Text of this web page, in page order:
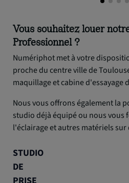
Vous souhaitez louer
Professionnel ?
Numériphot met à votre
proche du centre ville de
maquillage et cabine d'essayage
Nous vous offrons également la
studio déjà équipé ou nous vous
l'éclairage et autres matériels sur
STUDIO
DE